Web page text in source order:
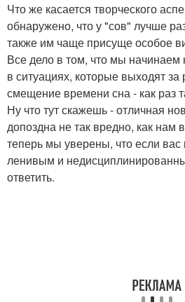
Что же касается творческого
обнаружено, что у "сов" лучше
также им чаще присуще особое
Все дело в том, что мы начинаем
в ситуациях, которые выходят
смещение времени сна - как раз
Ну что тут скажешь - отличная
допоздна не так вредно, как нам
теперь мы уверены, что если вас
ленивым и
ответить.